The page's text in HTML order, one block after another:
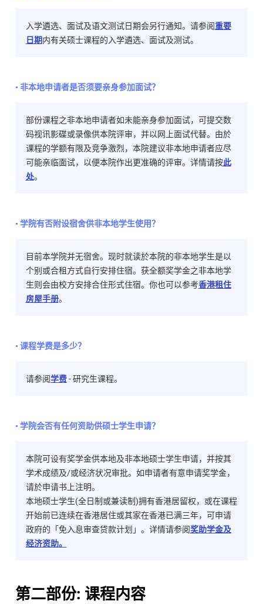
入学遴选、面试及语文测试日期会另行通知。请参阅重要
日期内有关硕士课程的入学遴选、面试及测试。
• 非本地申请者是否须要亲身参加面试？
部份课程之非本地申请者如未能亲身参加面试，可提交数
码视讯影碟或录像供本院评审，并以网上面试代替。由於
课程的学额有限及竞争激烈，本院建议非本地申请者应尽
可能亲临面试，以便本院作出更准确的评审。详情请按此
处。
• 学院有否附设宿舍供非本地学生使用？
目前本学院并无宿舍。现时就读於本院的非本地学生是以
个别或合租方式自行安排住宿。获全额奖学金之非本地学
生则会由校方安排合住形式住宿。你也可以参考香港租住
房屋手册。
• 课程学费是多少？
请参阅学费- 研究生课程。
• 学院会否有任何资助供硕士学生申请？
本院可设有奖学金供本地及非本地硕士学生申请，并按其
学术成绩及/或经济状况审批。如申请者有意申请奖学金，
请於申请书上注明。
本地硕士学生(全日制或兼读制)拥有香港居留权，或在课程
开始前已连续在香港居住或其家在香港已满三年，可申请
政府的「免入息审查贷款计划」。详情请参阅奖助学金及
经济资助。
第二部份: 课程内容